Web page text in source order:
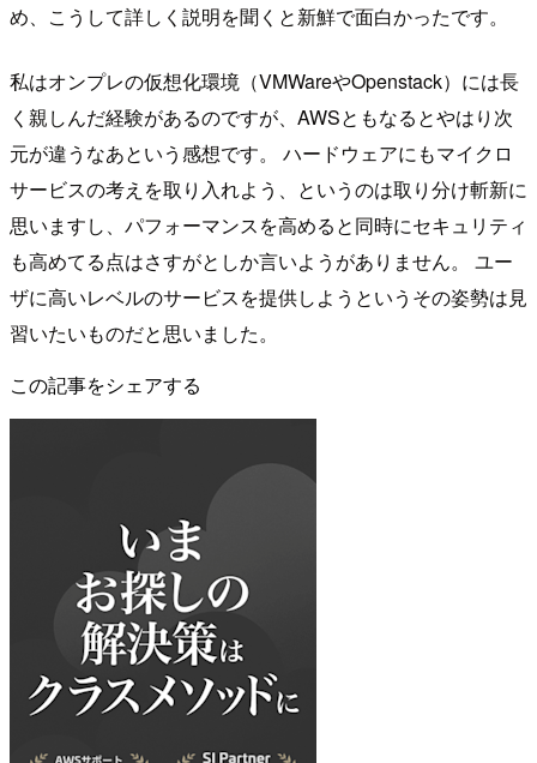
め、こうして詳しく説明を聞くと新鮮で面白かったです。
私はオンプレの仮想化環境（VMWareやOpenstack）には長
く親しんだ経験があるのですが、AWSともなるとやはり次
元が違うなあという感想です。 ハードウェアにもマイクロ
サービスの考えを取り入れよう、というのは取り分け斬新に
思いますし、パフォーマンスを高めると同時にセキュリティ
も高めてる点はさすがとしか言いようがありません。 ユー
ザに高いレベルのサービスを提供しようというその姿勢は見
習いたいものだと思いました。
この記事をシェアする